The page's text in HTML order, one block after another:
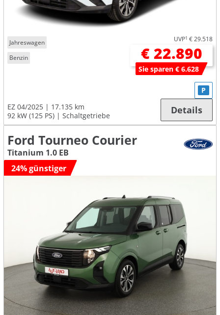
Jahreswagen
Benzin
UVP1 € 29.518
€ 22.890
Sie sparen € 6.628
EZ 04/2025
17.135 km
92 kW (125 PS)
Schaltgetriebe
P
Details
Ford Tourneo Courier
Titanium 1.0 EB
24% günstiger